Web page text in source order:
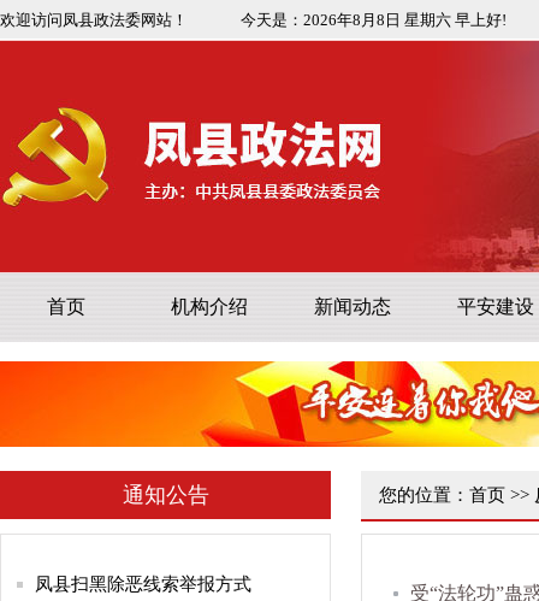
欢迎访问凤县政法委网站！ 今天是： 2026年8月8日 星期六 早上好!
首页 机构介绍 新闻动态 平安建设
通知公告
凤县司法行政系统队伍教育整顿..
中共凤县县委政法委员会政法队..
关于公开顽瘴痼疾专项整治内容..
关于向省法学会所属研究会推荐..
凤县扫黑除恶线索举报方式
您的位置： 首页 >>
受“法轮功”蛊